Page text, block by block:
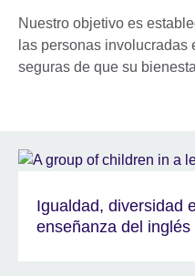
Nuestro objetivo es
las personas involucradas
seguras de que su
Igualdad, diversidad
enseñanza del inglés